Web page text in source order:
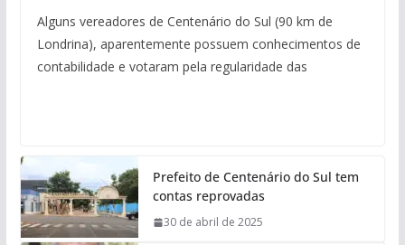
Alguns vereadores de Centenário do Sul (90 km de
Londrina), aparentemente possuem conhecimentos de
contabilidade e votaram pela regularidade das
Prefeito de Centenário do Sul tem
contas reprovadas
30 de abril de 2025